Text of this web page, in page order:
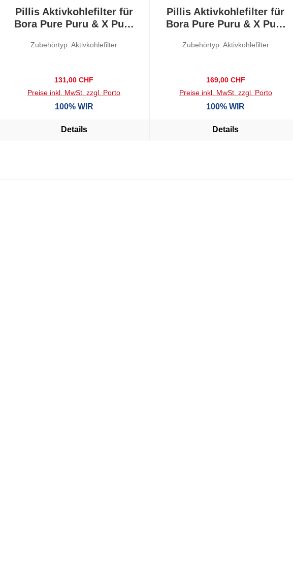
Durchschnittliche Bewertung von 0 von 5 Sternen
Pillis Aktivkohlefilter für
Bora Pure Puru & X Pure
Zubehörtyp: Aktivkohlefilter
Regulärer Preis:
131,00 CHF
Preise inkl. MwSt. zzgl. Porto
100% WIR
Details
Durchschnittliche Bewertung von 0
Pillis Aktivkohlefilter für
Bora Pure Puru & X Pure
Zubehörtyp: Aktivkohlefilter
Regulärer Preis:
169,00 CHF
Preise inkl. MwSt. zzgl. Porto
100% WIR
Details